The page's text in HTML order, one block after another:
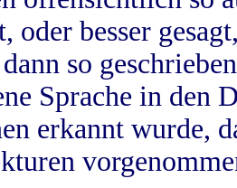
oder besser
so
Sprache in
erkannt wurde,